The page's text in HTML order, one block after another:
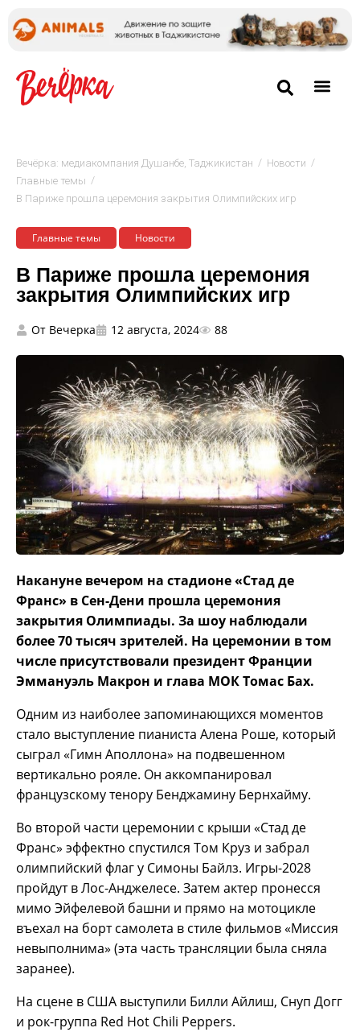
Вечёрка: медиакомпания Душанбе, Таджикистан / Новости /
Главные темы /
В Париже прошла церемония закрытия Олимпийских игр
Главные темы Новости
В Париже прошла церемония
закрытия Олимпийских игр
От Вечерка 12 августа, 2024 88
Накануне вечером на стадионе «Стад де
Франс» в Сен-Дени прошла церемония
закрытия Олимпиады. За шоу наблюдали
более 70 тысяч зрителей. На церемонии в том
числе присутствовали президент Франции
Эммануэль Макрон и глава МОК Томас Бах.
Одним из наиболее запоминающихся моментов
стало выступление пианиста Алена Роше, который
сыграл «Гимн Аполлона» на подвешенном
вертикально рояле. Он аккомпанировал
французскому тенору Бенджамину Бернхайму.
Во второй части церемонии с крыши «Стад де
Франс» эффектно спустился Том Круз и забрал
олимпийский флаг у Симоны Байлз. Игры-2028
пройдут в Лос-Анджелесе. Затем актер пронесся
мимо Эйфелевой башни и прямо на мотоцикле
въехал на борт самолета в стиле фильмов «Миссия
невыполнима» (эта часть трансляции была сняла
заранее).
На сцене в США выступили Билли Айлиш, Снуп Догг
и рок-группа Red Hot Chili Peppers.